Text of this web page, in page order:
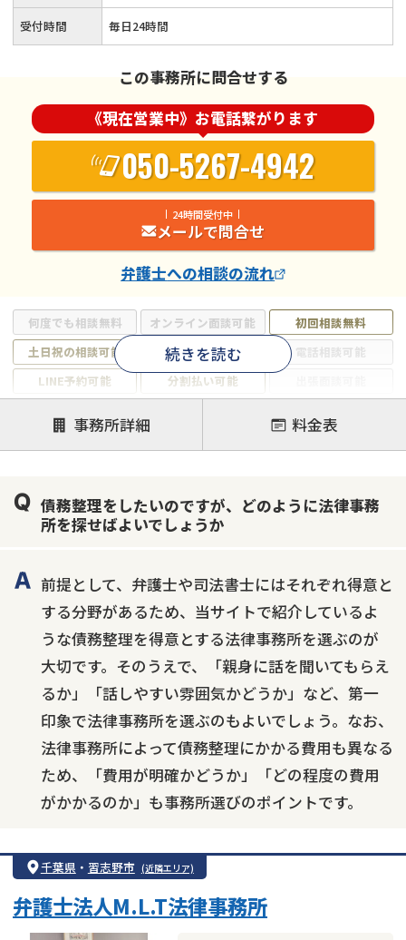
何度でも相談無料 オンライン面談可能
初回相談無料
土日祝の相談可能
19時以降電話可能
電話相談可能
LINE予約可能
分割払い可能
個人再生
時効援用
過払い金返還請求
会社破産・法人破産
住宅ローン
続きを読む
受付時間 毎日24時間
この事務所に問合せする
《現在営業中》お電話繋がります
050-5267-4942
24時間受付中
メールで問合せ
弁護士への相談の流れ
事務所詳細 料金表
債務整理をしたいのですが、どのように法律事務
所を探せばよいでしょうか
前提として、弁護士や司法書士にはそれぞれ得意と
する分野があるため、当サイトで紹介しているよ
うな債務整理を得意とする法律事務所を選ぶのが
大切です。そのうえで、「親身に話を聞いてもらえ
るか」「話しやすい雰囲気かどうか」など、第一
印象で法律事務所を選ぶのもよいでしょう。なお、
法律事務所によって債務整理にかかる費用も異なる
ため、「費用が明確かどうか」「どの程度の費用
がかかるのか」も事務所選びのポイントです。
千葉県 ・ 習志野市 (近隣エリア)
弁護士法人M.L.T法律事務所